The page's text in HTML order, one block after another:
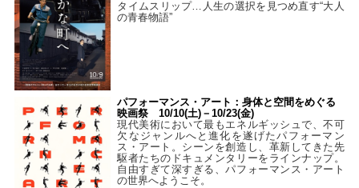
タイムスリップ…人生の選択を見つめ直す“大人
の青春物語”
パフォーマンス・アート：身体と空間をめぐる
映画祭 10/10(土)－10/23(金)
現代美術において最もエネルギッシュで、不可
欠なジャンルへと進化を遂げたパフォーマン
ス・アート。シーンを創造し、革新してきた先
駆者たちのドキュメンタリーをラインナップ。
自由すぎて深すぎる、パフォーマンス・アート
の世界へようこそ。